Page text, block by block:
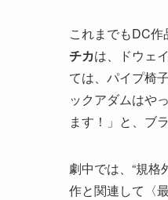
これまでもDC
チカは、ドウェ
ては、パイプ椅
ックアダムはや
ます！」と、ブ
劇中では、“規格
作と関連して〈